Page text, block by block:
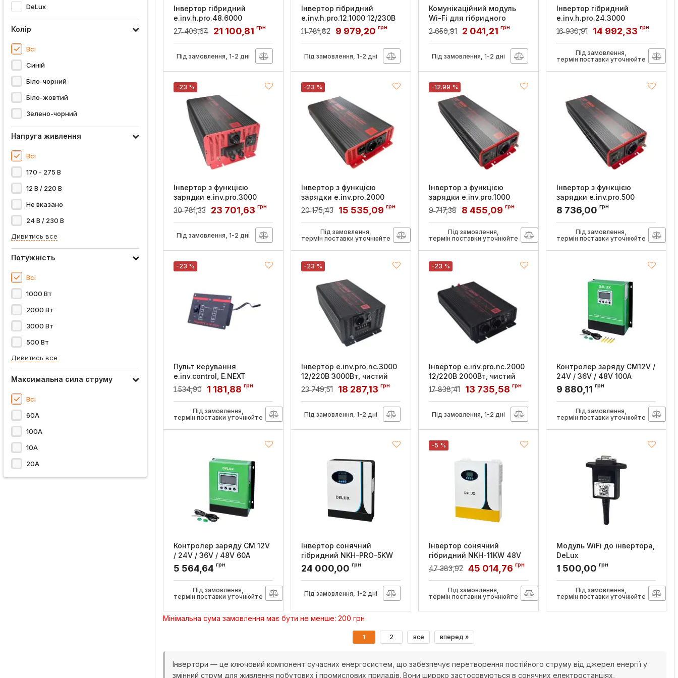
DeLux
Колір
Всі
Синій
Біло-чорний
Біло-жовтий
Зелено-чорний
Напруга живлення
Всі
170 - 275 В
12 В / 220 В
Не вказано
24 В / 230 В
Дивитись все
Потужність
Всі
1000 Вт
2000 Вт
3000 Вт
500 Вт
Дивитись все
Максимальна сила струму
Всі
60A
100A
10А
20А
Інвертор гібридний
e.inv.h.pro.48.6000
48/230В 6000Вт, E.NEXT
27 403,64 21 100,81 грн
Під замовлення, 1-2 дні
Інвертор гібридний
e.inv.h.pro.12.1000 12/230В
1000Вт, E.NEXT
11 781,82 9 979,20 грн
Під замовлення, 1-2 дні
Комунікаційний модуль
Wi-Fi для гібридного
інвертора e.inv.h.pro.wifi,
E.NEXT
2 650,91 2 041,21 грн
Під замовлення, 1-2 дні
Інвертор гібридний
e.inv.h.pro.24.3000
24/230В 3000Вт, E.NEXT
16 930,91 14 992,33 грн
Під замовлення,
термін поставки уточнюйте
-23 %
Інвертор з функцією
зарядки e.inv.pro.3000
12/220В 3000Вт, чистий
синус, E.NEXT
30 781,33 23 701,63 грн
Під замовлення, 1-2 дні
-23 %
Інвертор з функцією
зарядки e.inv.pro.2000
12/220В 2000Вт, чистий
синус, E.NEXT
20 175,43 15 535,09 грн
Під замовлення,
термін поставки уточнюйте
-12.99 %
Інвертор з функцією
зарядки e.inv.pro.1000
12/220В 1000Вт, чистий
синус, E.NEXT
9 717,38 8 455,09 грн
Під замовлення,
термін поставки уточнюйте
Інвертор з функцією
зарядки e.inv.pro.500
12/220В 500Вт, чистий
синус, E.NEXT
8 736,00 грн
Під замовлення,
термін поставки уточнюйте
-23 %
Пульт керування
e.inv.control, E.NEXT
Артикул:s075001
1 534,90 1 181,88 грн
Під замовлення,
термін поставки уточнюйте
-23 %
Інвертор e.inv.pro.nc.3000
12/220В 3000Вт, чистий
синус, E.NEXT
23 749,51 18 287,13 грн
Під замовлення, 1-2 дні
-23 %
Інвертор e.inv.pro.nc.2000
12/220В 2000Вт, чистий
синус, E.NEXT
17 838,41 13 735,58 грн
Під замовлення, 1-2 дні
Контролер заряду CM12V /
24V / 36V / 48V 100A
MPPT, DeLux
90020410
9 880,11 грн
Під замовлення,
термін поставки уточнюйте
Контролер заряду CM 12V
/ 24V / 36V / 48V 60A
MPPT, DeLux
90020409
5 564,64 грн
Під замовлення,
термін поставки уточнюйте
Інвертор сонячний
гібридний NKH-PRO-5KW
48V 80А MPPT з функцією
заряду, DeLux
24 000,00 грн
Під замовлення, 1-2 дні
-5 %
Інвертор сонячний
гібридний NKH-11KW 48V
160А MPPT з функцією
заряду, DeLux
47 383,92 45 014,76 грн
Під замовлення,
термін поставки уточнюйте
Модуль WiFi до інвертора,
DeLux
Артикул: 90021798
1 500,00 грн
Під замовлення,
термін поставки уточнюйте
Мінімальна сума замовлення має бути не менше: 200 грн
1 2 все вперед »
Інвертори — це ключовий компонент сучасних енергосистем, що забезпечує перетворення постійного струму від джерел енергії у
змінний струм для живлення побутових і промислових приладів. Вони широко застосовуються в сонячних електростанціях,